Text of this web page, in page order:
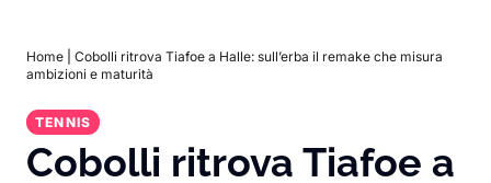
Home
Cobolli ritrova Tiafoe a Halle: sull’erba il remake che misura
ambizioni e maturità
TENNIS
Cobolli ritrova Tiafoe a